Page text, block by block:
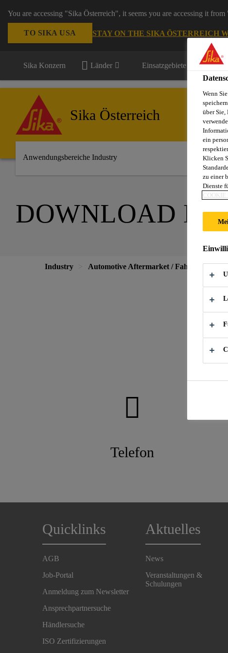
You are accessing "Sika Österreich", it seems you are accessing it
TO SIKA USA STAY ON THE SIKA ÖSTERREICH
Sika Konzern Länder Einsatzgebiete
Sika Österreich
Anwendungsbereiche Industry
DOWNLOAD
Industry Automotive Aftermarket /
Telefon
Quicklinks
AGB
Job-Portal
Anmeldung zum Newsletter
Ansprechpartnersuche
Händlersuche
ISO Zertifizierungen
Aktuelles
News
Veranstaltungen &
Schulungen
Wenn
über Sie,
ein
Klicken
zu einer
Dienste
COOKIE